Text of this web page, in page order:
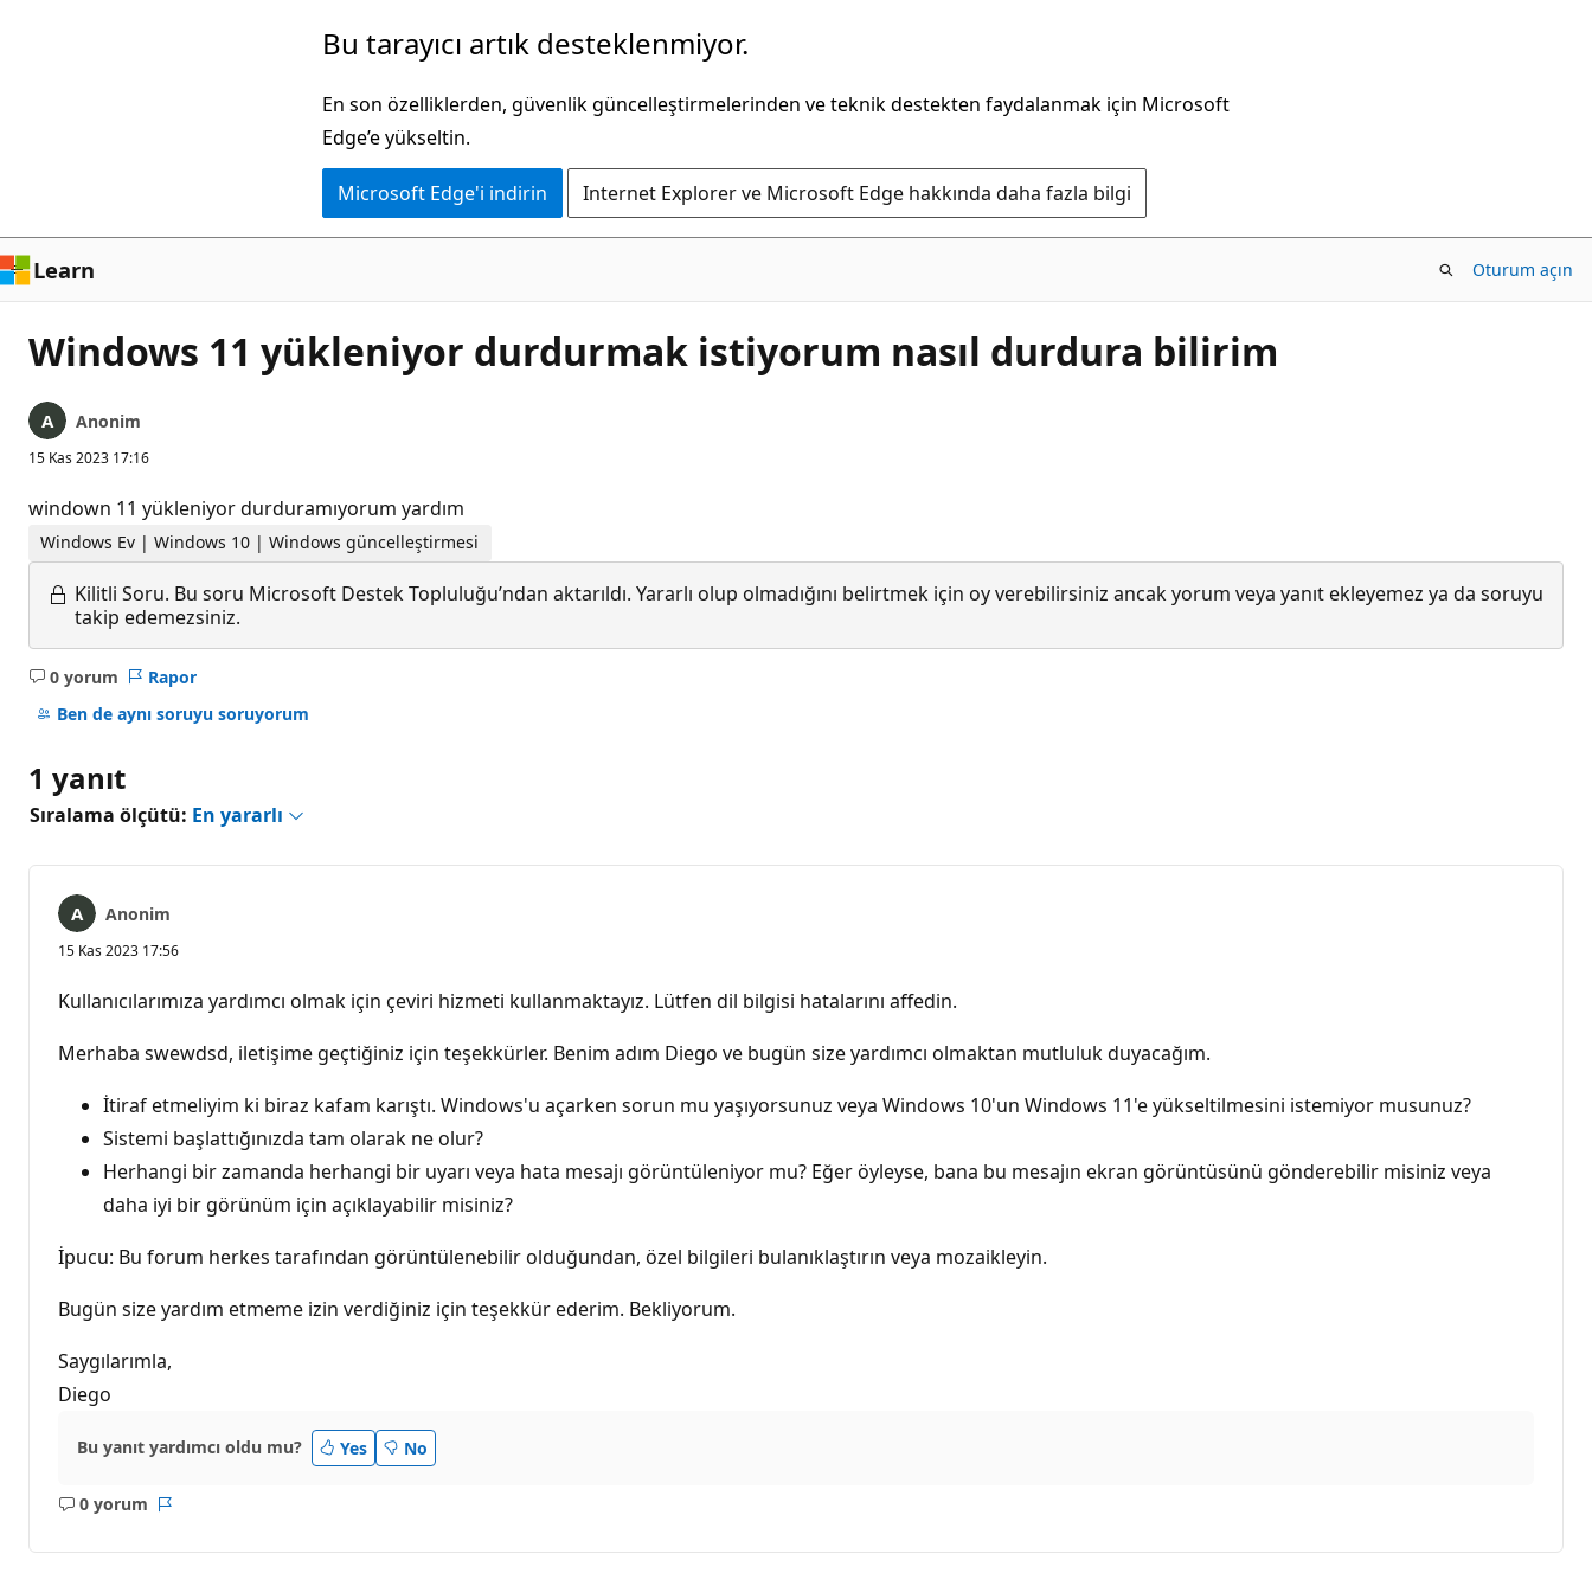
Bu tarayıcı artık desteklenmiyor.
En son özelliklerden, güvenlik güncelleştirmelerinden ve teknik destekten faydalanmak için Microsoft
Edge’e yükseltin.
Microsoft Edge'i indirin Internet Explorer ve Microsoft Edge hakkında daha fazla bilgi
Learn Oturum açın
Windows 11 yükleniyor durdurmak istiyorum nasıl durdura bilirim
Anonim
15 Kas 2023 17:16
windown 11 yükleniyor durduramıyorum yardım
Windows Ev | Windows 10 | Windows güncelleştirmesi
Kilitli Soru. Bu soru Microsoft Destek Topluluğu’ndan aktarıldı. Yararlı olup olmadığını belirtmek için oy verebilirsiniz ancak yorum veya yanıt ekleyemez ya da soruyu
takip edemezsiniz.
0 yorum
Açıklama
yok
Rapor
Ben de aynı soruyu soruyorum
1 yanıt
Sıralama ölçütü: En yararlı
Anonim
15 Kas 2023 17:56
Kullanıcılarımıza yardımcı olmak için çeviri hizmeti kullanmaktayız. Lütfen dil bilgisi hatalarını affedin.
Merhaba swewdsd, iletişime geçtiğiniz için teşekkürler. Benim adım Diego ve bugün size yardımcı olmaktan mutluluk duyacağım.
İtiraf etmeliyim ki biraz kafam karıştı. Windows'u açarken sorun mu yaşıyorsunuz veya Windows 10'un Windows 11'e yükseltilmesini istemiyor musunuz?
Sistemi başlattığınızda tam olarak ne olur?
Herhangi bir zamanda herhangi bir uyarı veya hata mesajı görüntüleniyor mu? Eğer öyleyse, bana bu mesajın ekran görüntüsünü gönderebilir misiniz veya
daha iyi bir görünüm için açıklayabilir misiniz?
İpucu: Bu forum herkes tarafından görüntülenebilir olduğundan, özel bilgileri bulanıklaştırın veya mozaikleyin.
Bugün size yardım etmeme izin verdiğiniz için teşekkür ederim. Bekliyorum.
Saygılarımla,
Diego
Bu yanıt yardımcı oldu mu? Yes No
0 yorum
Açıklama